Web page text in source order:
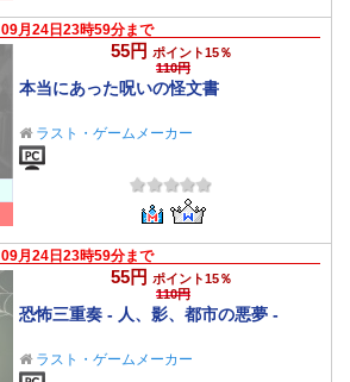
09月24日23時59分まで
55円 ポイント15％
110円
本当にあった呪いの怪文書
ラスト・ゲームメーカー
09月24日23時59分まで
55円 ポイント15％
110円
恐怖三重奏 - 人、影、都市の悪夢 -
ラスト・ゲームメーカー